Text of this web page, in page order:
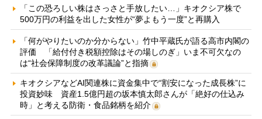
「この恐ろしい株はさっさと手放したい…」キオクシア株で
500万円の利益を出した女性が“夢よもう一度”と再購入
「何がやりたいのか分からない」竹中平蔵氏が語る高市内閣の
評価 「給付付き税額控除はその場しのぎ」いま不可欠なの
は“社会保障制度の改革議論”と指摘
キオクシアなどAI関連株に資金集中で“割安になった成長株”に
投資妙味 資産1.5億円超の坂本慎太郎さんが「絶好の仕込み
時」と考える防衛・食品銘柄を紹介